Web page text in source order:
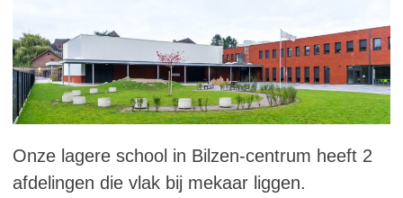
Onze lagere school in Bilzen-centrum heeft 2
afdelingen die vlak bij mekaar liggen.